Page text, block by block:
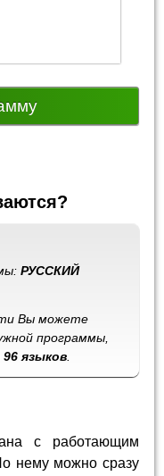
РУССКИЙ
Вы можете
программы,
96 языков
с работающим
нему можно сразу